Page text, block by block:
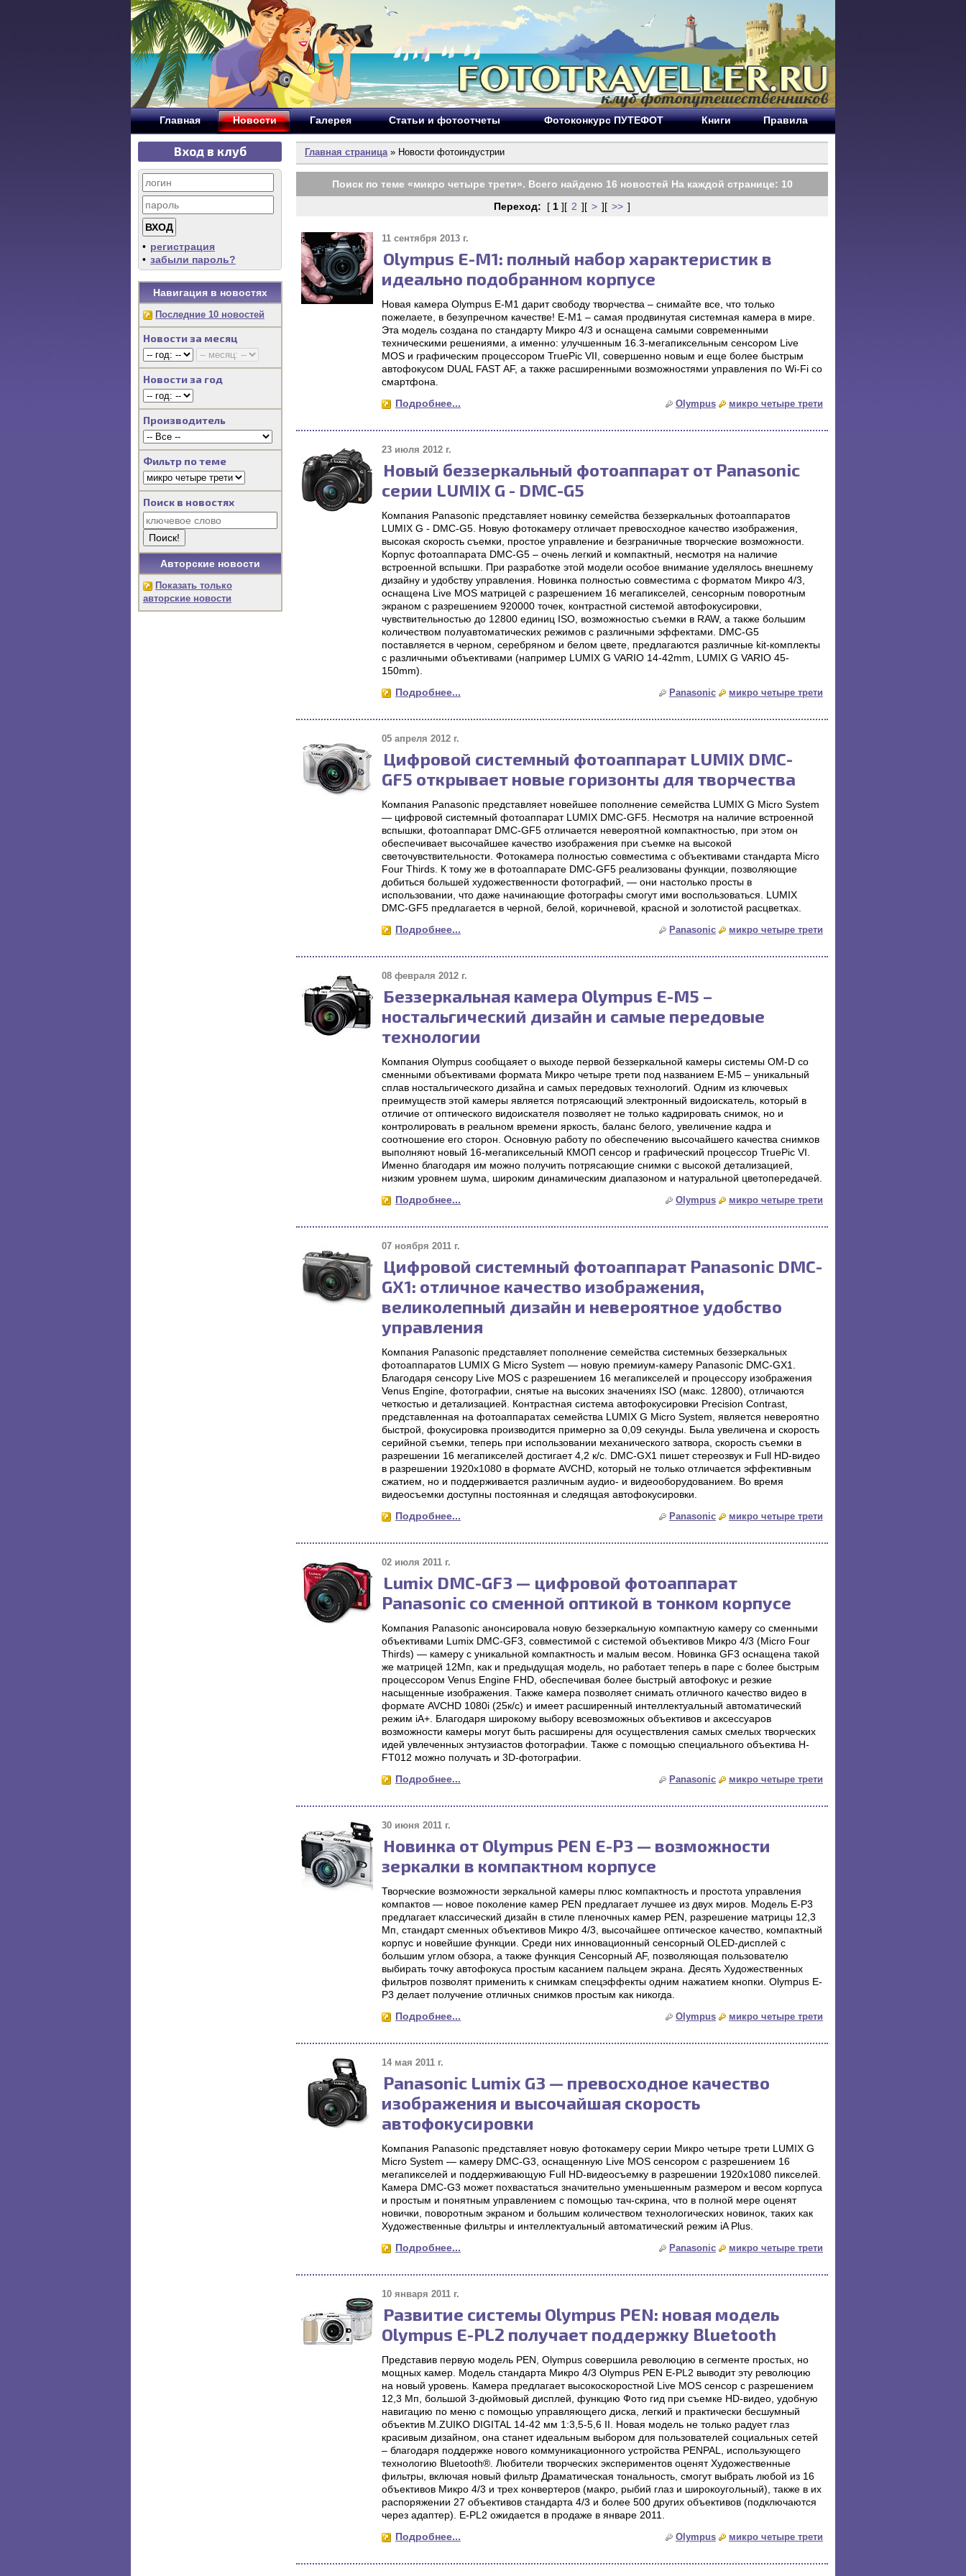
Главная Новости Галерея Статьи и фотоотчеты Фотоконкурс ПУТЕФОТ Книги Правила
Вход в клуб
• регистрация
• забыли пароль?
Навигация в новостях
Последние 10 новостей
Новости за месяц
Новости за год
Производитель
Фильтр по теме
Поиск в новостях
Авторские новости
Показать только
авторские новости
Главная страница» Новости фотоиндустрии
Поиск по теме «микро четыре трети». Всего найдено 16 новостей На каждой странице: 10
Переход: [ 1 ][ 2 ][ > ][ >> ]
11 сентября 2013 г.
Olympus Е-М1: полный набор характеристик в
идеально подобранном корпусе
Новая камера Olympus Е-М1 дарит свободу творчества – снимайте все, что только
пожелаете, в безупречном качестве! Е-М1 – самая продвинутая системная камера в мире.
Эта модель создана по стандарту Микро 4/3 и оснащена самыми современными
техническими решениями, а именно: улучшенным 16.3-мегапиксельным сенсором Live
MOS и графическим процессором TruePic VII, совершенно новым и еще более быстрым
автофокусом DUAL FAST AF, а также расширенными возможностями управления по Wi-Fi со
смартфона.
Подробнее...
Olympus микро четыре трети
23 июля 2012 г.
Новый беззеркальный фотоаппарат от Panasonic
серии LUMIX G - DMC-G5
Компания Panasonic представляет новинку семейства беззеркальных фотоаппаратов
LUMIX G - DMC-G5. Новую фотокамеру отличает превосходное качество изображения,
высокая скорость съемки, простое управление и безграничные творческие возможности.
Корпус фотоаппарата DMC-G5 – очень легкий и компактный, несмотря на наличие
встроенной вспышки. При разработке этой модели особое внимание уделялось внешнему
дизайну и удобству управления. Новинка полностью совместима с форматом Микро 4/3,
оснащена Live MOS матрицей с разрешением 16 мегапикселей, сенсорным поворотным
экраном с разрешением 920000 точек, контрастной системой автофокусировки,
чувствительностью до 12800 единиц ISO, возможностью съемки в RAW, а также большим
количеством полуавтоматических режимов с различными эффектами. DMC-G5
поставляется в черном, серебряном и белом цвете, предлагаются различные kit-комплекты
с различными объективами (например LUMIX G VARIO 14-42mm, LUMIX G VARIO 45-
150mm).
Подробнее...
Panasonic микро четыре трети
05 апреля 2012 г.
Цифровой системный фотоаппарат LUMIX DMC-
GF5 открывает новые горизонты для творчества
Компания Panasonic представляет новейшее пополнение семейства LUMIX G Micro System
— цифровой системный фотоаппарат LUMIX DMC-GF5. Несмотря на наличие встроенной
вспышки, фотоаппарат DMC-GF5 отличается невероятной компактностью, при этом он
обеспечивает высочайшее качество изображения при съемке на высокой
светочувствительности. Фотокамера полностью совместима с объективами стандарта Micro
Four Thirds. К тому же в фотоаппарате DMC-GF5 реализованы функции, позволяющие
добиться большей художественности фотографий, — они настолько просты в
использовании, что даже начинающие фотографы смогут ими воспользоваться. LUMIX
DMC-GF5 предлагается в черной, белой, коричневой, красной и золотистой расцветках.
Подробнее...
Panasonic микро четыре трети
08 февраля 2012 г.
Беззеркальная камера Olympus E-M5 –
ностальгический дизайн и самые передовые
технологии
Компания Olympus сообщаяет о выходе первой беззеркальной камеры системы OM-D со
сменными объективами формата Микро четыре трети под названием Е-М5 – уникальный
сплав ностальгического дизайна и самых передовых технологий. Одним из ключевых
преимуществ этой камеры является потрясающий электронный видоискатель, который в
отличие от оптического видоискателя позволяет не только кадрировать снимок, но и
контролировать в реальном времени яркость, баланс белого, увеличение кадра и
соотношение его сторон. Основную работу по обеспечению высочайшего качества снимков
выполняют новый 16-мегапиксельный КМОП сенсор и графический процессор TruePic VI.
Именно благодаря им можно получить потрясающие снимки с высокой детализацией,
низким уровнем шума, широким динамическим диапазоном и натуральной цветопередачей.
Подробнее...
Olympus микро четыре трети
07 ноября 2011 г.
Цифровой системный фотоаппарат Panasonic DMC-
GX1: отличное качество изображения,
великолепный дизайн и невероятное удобство
управления
Компания Panasonic представляет пополнение семейства системных беззеркальных
фотоаппаратов LUMIX G Micro System — новую премиум-камеру Panasonic DMC-GX1.
Благодаря сенсору Live MOS с разрешением 16 мегапикселей и процессору изображения
Venus Engine, фотографии, снятые на высоких значениях ISO (макс. 12800), отличаются
четкостью и детализацией. Контрастная система автофокусировки Precision Contrast,
представленная на фотоаппаратах семейства LUMIX G Micro System, является невероятно
быстрой, фокусировка производится примерно за 0,09 секунды. Была увеличена и скорость
серийной съемки, теперь при использовании механического затвора, скорость съемки в
разрешении 16 мегапикселей достигает 4,2 к/с. DMC-GX1 пишет стереозвук и Full HD-видео
в разрешении 1920х1080 в формате AVCHD, который не только отличается эффективным
сжатием, но и поддерживается различным аудио- и видеооборудованием. Во время
видеосъемки доступны постоянная и следящая автофокусировки.
Подробнее...
Panasonic микро четыре трети
02 июля 2011 г.
Lumix DMC-GF3 — цифровой фотоаппарат
Panasonic со сменной оптикой в тонком корпусе
Компания Panasonic анонсировала новую беззеркальную компактную камеру со сменными
объективами Lumix DMC-GF3, совместимой с системой объективов Микро 4/3 (Micro Four
Thirds) — камеру с уникальной компактность и малым весом. Новинка GF3 оснащена такой
же матрицей 12Мп, как и предыдущая модель, но работает теперь в паре с более быстрым
процессором Venus Engine FHD, обеспечивая более быстрый автофокус и резкие
насыщенные изображения. Также камера позволяет снимать отличного качество видео в
формате AVCHD 1080i (25к/c) и имеет расширенный интеллектуальный автоматический
режим iA+. Благодаря широкому выбору всевозможных объективов и аксессуаров
возможности камеры могут быть расширены для осуществления самых смелых творческих
идей увлеченных энтузиастов фотографии. Также с помощью специального объектива H-
FT012 можно получать и 3D-фотографии.
Подробнее...
Panasonic микро четыре трети
30 июня 2011 г.
Новинка от Olympus PEN E-P3 — возможности
зеркалки в компактном корпусе
Творческие возможности зеркальной камеры плюс компактность и простота управления
компактов — новое поколение камер PEN предлагает лучшее из двух миров. Модель E-P3
предлагает классический дизайн в стиле пленочных камер PEN, разрешение матрицы 12,3
Мп, стандарт сменных объективов Микро 4/3, высочайшее оптическое качество, компактный
корпус и новейшие функции. Среди них инновационный сенсорный OLED-дисплей с
большим углом обзора, а также функция Сенсорный AF, позволяющая пользователю
выбирать точку автофокуса простым касанием пальцем экрана. Десять Художественных
фильтров позволят применить к снимкам спецэффекты одним нажатием кнопки. Olympus E-
P3 делает получение отличных снимков простым как никогда.
Подробнее...
Olympus микро четыре трети
14 мая 2011 г.
Panasonic Lumix G3 — превосходное качество
изображения и высочайшая скорость
автофокусировки
Компания Panasonic представляет новую фотокамеру серии Микро четыре трети LUMIX G
Micro System — камеру DMC-G3, оснащенную Live MOS сенсором с разрешением 16
мегапикселей и поддерживающую Full HD-видеосъемку в разрешении 1920х1080 пикселей.
Камера DMC-G3 может похвастаться значительно уменьшенным размером и весом корпуса
и простым и понятным управлением с помощью тач-скрина, что в полной мере оценят
новички, поворотным экраном и большим количеством технологических новинок, таких как
Художественные фильтры и интеллектуальный автоматический режим iA Plus.
Подробнее...
Panasonic микро четыре трети
10 января 2011 г.
Развитие системы Olympus PEN: новая модель
Olympus E-PL2 получает поддержку Bluetooth
Представив первую модель PEN, Olympus совершила революцию в сегменте простых, но
мощных камер. Модель стандарта Микро 4/3 Olympus PEN E-PL2 выводит эту революцию
на новый уровень. Камера предлагает высокоскоростной Live MOS сенсор с разрешением
12,3 Мп, большой 3-дюймовый дисплей, функцию Фото гид при съемке HD-видео, удобную
навигацию по меню с помощью управляющего диска, легкий и практически бесшумный
объектив M.ZUIKO DIGITAL 14-42 мм 1:3,5-5,6 II. Новая модель не только радует глаз
красивым дизайном, она станет идеальным выбором для пользователей социальных сетей
– благодаря поддержке нового коммуникационного устройства PENPAL, использующего
технологию Bluetooth®. Любители творческих экспериментов оценят Художественные
фильтры, включая новый фильтр Драматическая тональность, смогут выбрать любой из 16
объективов Микро 4/3 и трех конвертеров (макро, рыбий глаз и широкоугольный), также в их
распоряжении 27 объективов стандарта 4/3 и более 500 других объективов (подключаются
через адаптер). E-PL2 ожидается в продаже в январе 2011.
Подробнее...
Olympus микро четыре трети